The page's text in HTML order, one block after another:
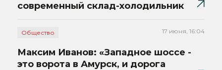
современный склад-холодильник
Общество 17 июня, 16:04
Максим Иванов: «Западное шоссе -
это ворота в Амурск, и дорога